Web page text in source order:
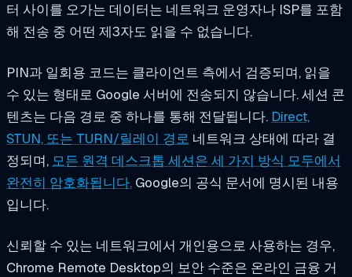
터 사이를 오가는 데이터는 네트워크 운영자나 ISP를 포함
해 전송 중 어떤 제3자도 읽을 수 없습니다.
PIN과 일회용 코드는 클라이언트 측에서 검증되며, 읽을
수 있는 형태로 Google 서버에 전송되지 않습니다. 세션 콘
텐츠는 다음 경로 중 하나를 통해 전달됩니다. Direct,
STUN, 또는 TURN/릴레이 경로 네트워크 상태에 따라 결
정되며, 모든 원격 데스크톱 세션은 세 가지 방식 모두에서
완전히 암호화됩니다. Google의 공식 문서에 명시된 내용
입니다.
신뢰할 수 있는 네트워크에서 개인용으로 사용하는 경우,
Chrome Remote Desktop의 보안 수준은 온라인 금융 거